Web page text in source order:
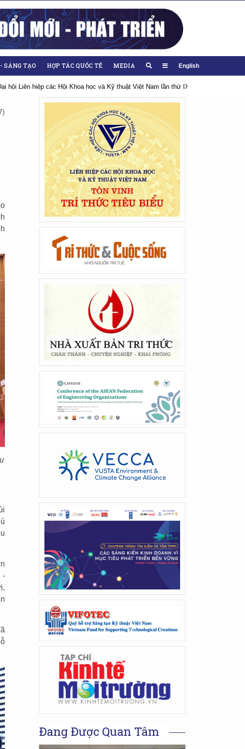
SÁNG TẠO HỢP TÁC QUỐC TẾ MEDIA English
lần thứ IX, nhiệm kỳ 2026-2031 Hướng tới Đại hội lần thứ XIV của Đảng
-
Đang Được Quan Tâm